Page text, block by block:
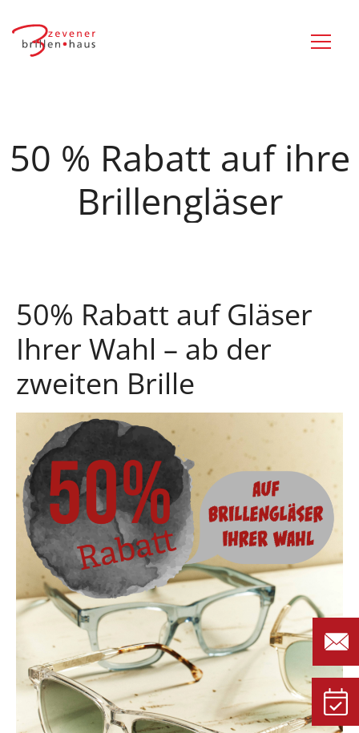
50 % Rabatt auf ihre
Brillengläser
50% Rabatt auf Gläser
Ihrer Wahl – ab der
zweiten Brille